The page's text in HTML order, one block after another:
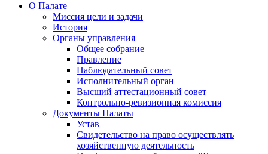
О Палате
Миссия цели и задачи
История
Органы управления
Общее собрание
Правление
Наблюдательный совет
Исполнительный орган
Высший аттестационный совет
Контрольно-ревизионная комиссия
Документы Палаты
Устав
Свидетельство на право осуществлять
хозяйственную деятельность